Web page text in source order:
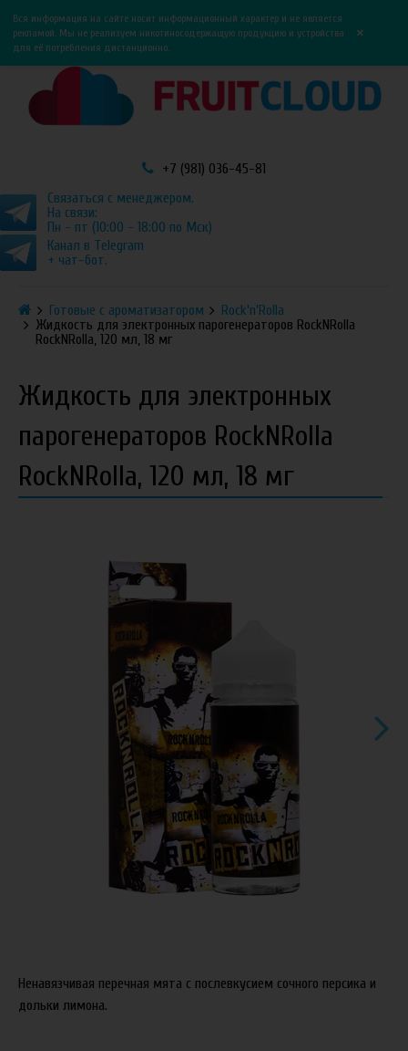
0
Вся информация на сайте носит информационный характер и не является
рекламой. Мы не реализуем никотиносодержащую продукцию и устройства
для её потребления дистанционно.
×
+7 (981) 036-45-81
Связаться с менеджером.
На связи:
Пн - пт (10:00 - 18:00 по Мск)
Канал в Telegram
+ чат-бот.
Готовые с ароматизатором
Rock'n'Rolla
Жидкость для электронных парогенераторов RockNRolla
RockNRolla, 120 мл, 18 мг
Жидкость для электронных
парогенераторов RockNRolla
RockNRolla, 120 мл, 18 мг
Ненавязчивая перечная мята с послевкусием сочного персика и
дольки лимона.